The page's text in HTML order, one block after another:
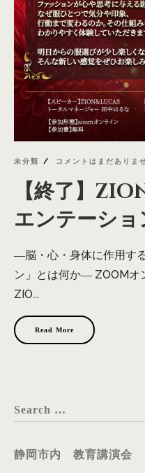
未分類 コメントはまだありま
【終了】
エンテーショ
―脳・心・身体に作用す
ン」とは何か― ZOOMオ
ZIO...
Read More
Search …
静岡市内 教育講演会